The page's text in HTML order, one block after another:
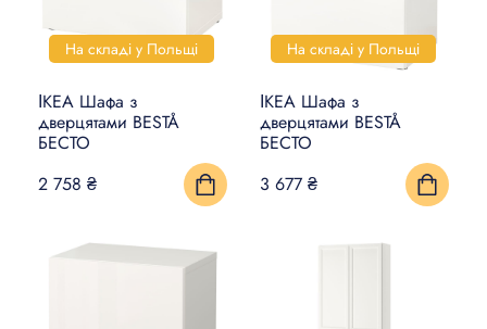
КУЛІНАРНИЙ ТА
СТОЛОВИЙ ПОСУД
КУХНІ ТА КУХОННА
ТЕХНІКА
ЛІЖКА ТА МАТРАЦИ
На складі у Польщі
ІКЕА Шафа з
дверцятами BESTÅ
БЕСТО
2 758 ₴
На складі у Польщі
ІКЕА Шафа з
дверцятами BESTÅ
БЕСТО
3 677 ₴